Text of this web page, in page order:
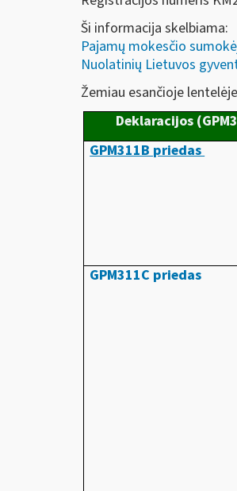
Ši informacija skelbiama:
Pajamų mokesčio
Nuolatinių Lietuvos
Žemiau esančioje
Deklaracijos
GPM311B priedas
GPM311C priedas